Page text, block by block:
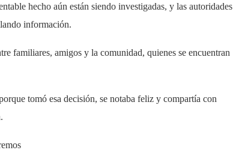
hecho aún están siendo investigadas, y las autoridades
información.
familiares, amigos y la comunidad, quienes se encuentran
tomó esa decisión, se notaba feliz y compartía con